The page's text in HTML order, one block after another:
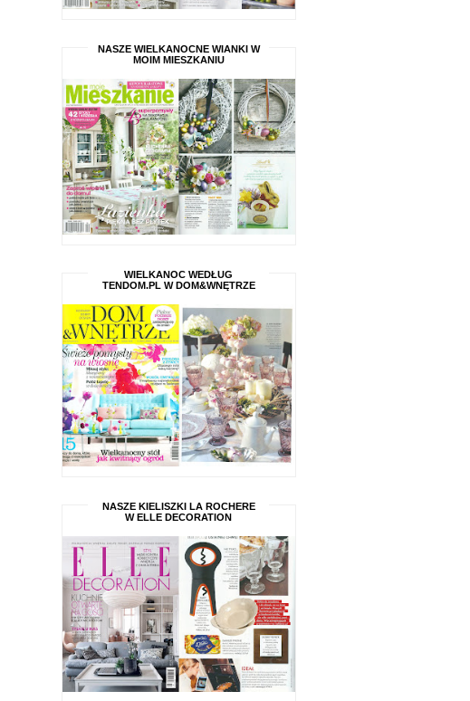
NASZE WIELKANOCNE WIANKI W
MOIM MIESZKANIU
WIELKANOC WEDŁUG
TENDOM.PL W DOM&WNĘTRZE
NASZE KIELISZKI LA ROCHERE
W ELLE DECORATION